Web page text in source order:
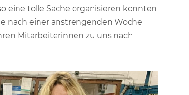
eine tolle Sache organisieren konnten
nach einer anstrengenden Woche
Mitarbeiterinnen zu uns nach